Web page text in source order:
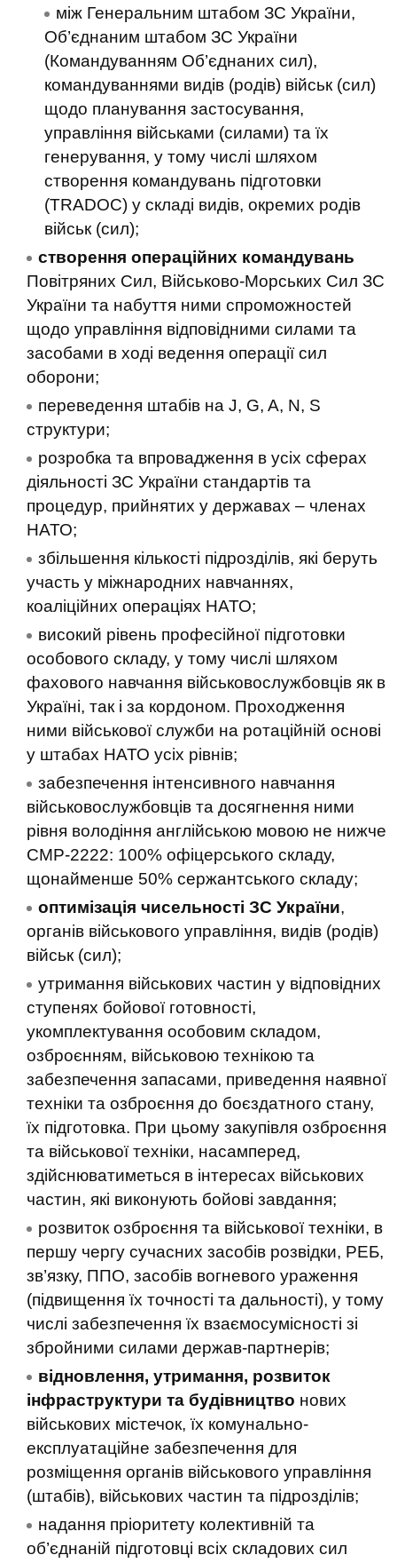
між Генеральним штабом ЗС України,
Об’єднаним штабом ЗС України
(Командуванням Об’єднаних сил),
командуваннями видів (родів) військ (сил)
щодо планування застосування,
управління військами (силами) та їх
генерування, у тому числі шляхом
створення командувань підготовки
(TRADOC) у складі видів, окремих родів
військ (сил);
створення операційних командувань
Повітряних Сил, Військово-Морських Сил ЗС
України та набуття ними спроможностей
щодо управління відповідними силами та
засобами в ході ведення операції сил
оборони;
переведення штабів на J, G, A, N, S
структури;
розробка та впровадження в усіх сферах
діяльності ЗС України стандартів та
процедур, прийнятих у державах – членах
НАТО;
збільшення кількості підрозділів, які беруть
участь у міжнародних навчаннях,
коаліційних операціях НАТО;
високий рівень професійної підготовки
особового складу, у тому числі шляхом
фахового навчання військовослужбовців як в
Україні, так і за кордоном. Проходження
ними військової служби на ротаційній основі
у штабах НАТО усіх рівнів;
забезпечення інтенсивного навчання
військовослужбовців та досягнення ними
рівня володіння англійською мовою не нижче
СМР-2222: 100% офіцерського складу,
щонайменше 50% сержантського складу;
оптимізація чисельності ЗС України,
органів військового управління, видів (родів)
військ (сил);
утримання військових частин у відповідних
ступенях бойової готовності,
укомплектування особовим складом,
озброєнням, військовою технікою та
забезпечення запасами, приведення наявної
техніки та озброєння до боєздатного стану,
їх підготовка. При цьому закупівля озброєння
та військової техніки, насамперед,
здійснюватиметься в інтересах військових
частин, які виконують бойові завдання;
розвиток озброєння та військової техніки, в
першу чергу сучасних засобів розвідки, РЕБ,
зв’язку, ППО, засобів вогневого ураження
(підвищення їх точності та дальності), у тому
числі забезпечення їх взаємосумісності зі
збройними силами держав-партнерів;
відновлення, утримання, розвиток
інфраструктури та будівництво нових
військових містечок, їх комунально-
експлуатаційне забезпечення для
розміщення органів військового управління
(штабів), військових частин та підрозділів;
надання пріоритету колективній та
об’єднаній підготовці всіх складових сил